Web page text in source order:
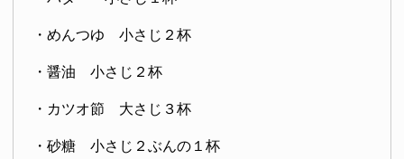
・めんつゆ 小さじ２杯
・醤油 小さじ２杯
・カツオ節 大さじ３杯
・砂糖 小さじ２ぶんの１杯